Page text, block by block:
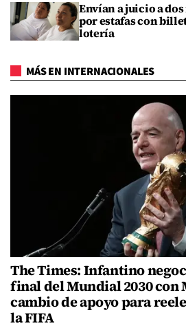
Envían a juicio a
por estafas con
lotería
MÁS EN INTERNACIONALES
The Times: Infantino
final del Mundial 2030 con
cambio de apoyo para
la FIFA